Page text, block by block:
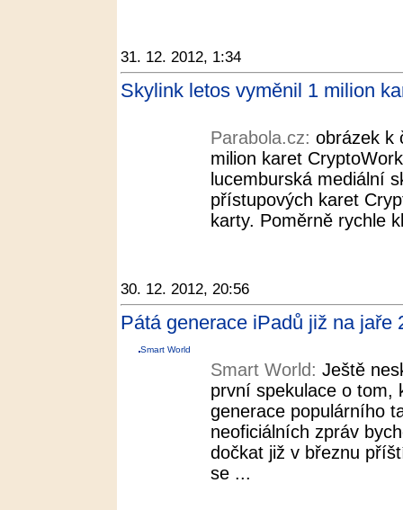
31. 12. 2012, 1:34
Skylink letos vyměnil 1 milion
Parabola.cz: obrázek k
milion karet
lucemburská mediální
přístupových karet
karty. Poměrně rychle
30. 12. 2012, 20:56
Pátá generace iPadů již na jaře
Smart World
Smart World: Ještě
první spekulace o tom,
generace populárního
neoficiálních zpráv
dočkat již v březnu
se ...